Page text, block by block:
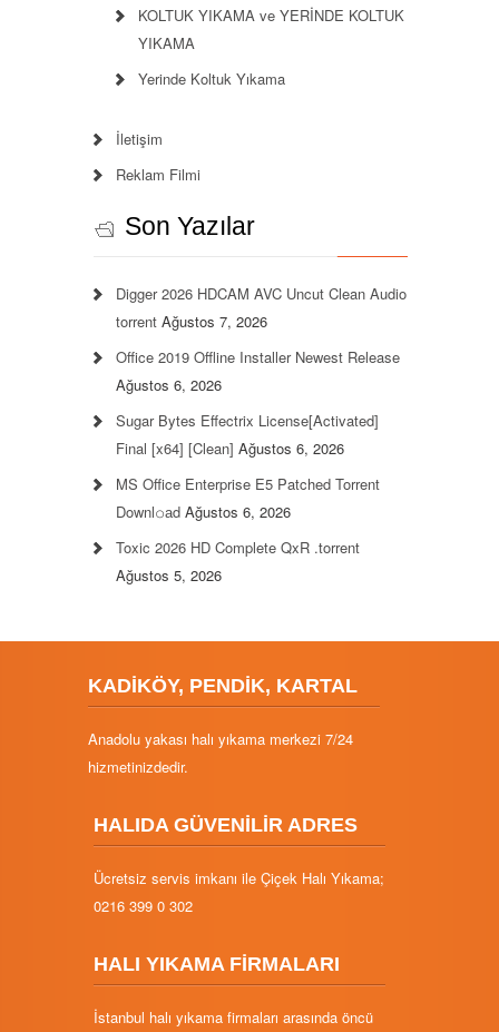
KOLTUK YIKAMA ve YERİNDE KOLTUK
YIKAMA
Yerinde Koltuk Yıkama
İletişim
Reklam Filmi
Son Yazılar
Digger 2026 HDCAM AVC Uncut Clean Audio
torrent Ağustos 7, 2026
Office 2019 Offline Installer Newest Release
Ağustos 6, 2026
Sugar Bytes Effectrix License[Activated]
Final [x64] [Clean] Ağustos 6, 2026
MS Office Enterprise E5 Patched Torrent
Downl𝚘аd Ağustos 6, 2026
Toxic 2026 HD Complete QxR .torrent
Ağustos 5, 2026
KADİKÖY, PENDİK, KARTAL
Anadolu yakası halı yıkama merkezi 7/24
hizmetinizdedir.
HALIDA GÜVENİLİR ADRES
Ücretsiz servis imkanı ile Çiçek Halı Yıkama;
0216 399 0 302
HALI YIKAMA FİRMALARI
İstanbul halı yıkama firmaları arasında öncü